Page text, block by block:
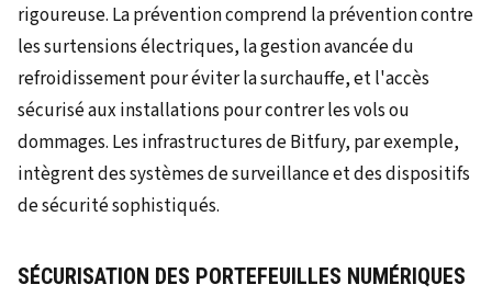
rigoureuse. La prévention comprend la prévention contre
les surtensions électriques, la gestion avancée du
refroidissement pour éviter la surchauffe, et l'accès
sécurisé aux installations pour contrer les vols ou
dommages. Les infrastructures de Bitfury, par exemple,
intègrent des systèmes de surveillance et des dispositifs
de sécurité sophistiqués.
SÉCURISATION DES PORTEFEUILLES NUMÉRIQUES